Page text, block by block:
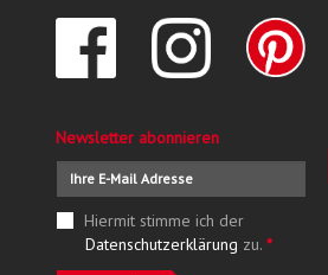
Newsletter abonnieren
Hiermit stimme ich der
Datenschutzerklärung zu. *